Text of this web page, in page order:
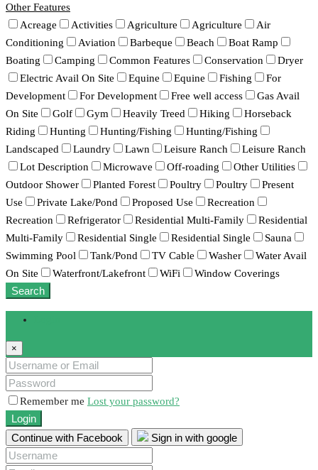
Other Features
Acreage
Activities Agriculture Agriculture
Air
Conditioning
Aviation Barbeque Beach
Boat Ramp
Boating
Camping Common Features Conservation
Dryer
Electric Avail On Site
Equine Equine Fishing
For
Development
For Development Free well access
Gas Avail
On Site
Golf Gym Heavily Treed Hiking
Horseback
Riding
Hunting Hunting/Fishing
Hunting/Fishing
Landscaped
Laundry Lawn Leisure Ranch
Leisure Ranch
Lot Description
Microwave Off-roading
Other Utilities
Outdoor Shower
Planted Forest Poultry Poultry
Present
Use
Private Lake/Pond Proposed Use
Recreation
Recreation
Refrigerator Residential Multi-Family
Residential
Multi-Family
Residential Single Residential Single
Sauna
Swimming Pool
Tank/Pond TV Cable Washer
Water Avail
On Site
Waterfront/Lakefront WiFi Window Coverings
Search
×
Remember me Lost your password?
Login
Continue with Facebook
Sign in with google